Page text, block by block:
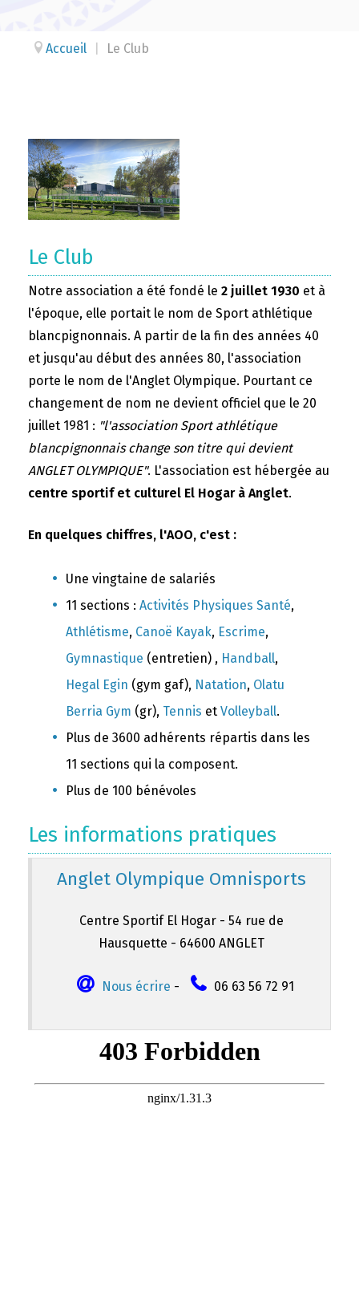
Accueil Le Club
Le Club
Notre association a été fondé le 2 juillet 1930 et à
l'époque, elle portait le nom de Sport athlétique
blancpignonnais. A partir de la fin des années 40
et jusqu'au début des années 80, l'association
porte le nom de l'Anglet Olympique. Pourtant ce
changement de nom ne devient officiel que le 20
juillet 1981 : "l'association Sport athlétique
blancpignonnais change son titre qui devient
ANGLET OLYMPIQUE". L'association est hébergée au
centre sportif et culturel El Hogar à Anglet.
En quelques chiffres, l'AOO, c'est :
Une vingtaine de salariés
11 sections : Activités Physiques Santé,
Athlétisme, Canoë Kayak, Escrime,
Gymnastique (entretien) , Handball,
Hegal Egin (gym gaf), Natation, Olatu
Berria Gym (gr), Tennis et Volleyball.
Plus de 3600 adhérents répartis dans les
11 sections qui la composent.
Plus de 100 bénévoles
Les informations pratiques
Anglet Olympique Omnisports
Centre Sportif El Hogar - 54 rue de
Hausquette - 64600 ANGLET
Nous écrire - 06 63 56 72 91